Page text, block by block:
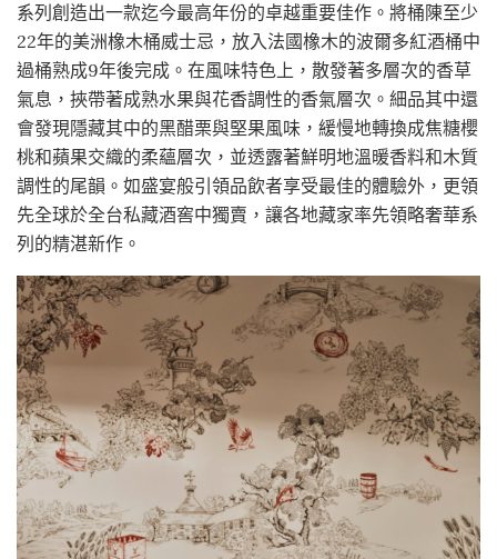
系列創造出一款迄今最高年份的卓越重要佳作。將桶陳至少
22年的美洲橡木桶威士忌，放入法國橡木的波爾多紅酒桶中
過桶熟成9年後完成。在風味特色上，散發著多層次的香草
氣息，挾帶著成熟水果與花香調性的香氣層次。細品其中還
會發現隱藏其中的黑醋栗與堅果風味，緩慢地轉換成焦糖櫻
桃和蘋果交織的柔蘊層次，並透露著鮮明地溫暖香料和木質
調性的尾韻。如盛宴般引領品飲者享受最佳的體驗外，更領
先全球於全台私藏酒窖中獨賣，讓各地藏家率先領略奢華系
列的精湛新作。